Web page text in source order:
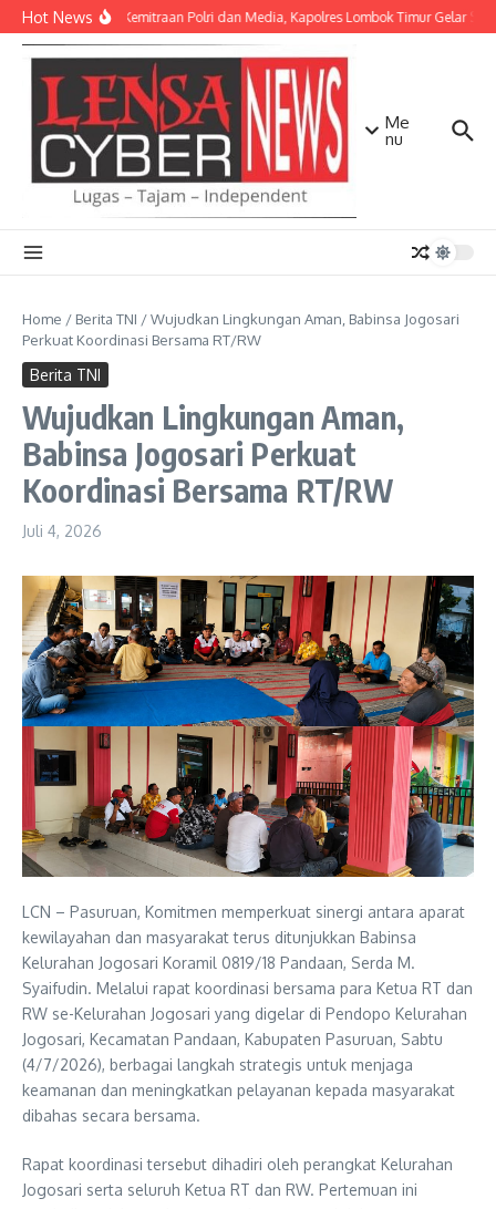
Lewati ke konten
Hot NewsPerkuat Kemitraan Polri dan Media, Kapolres Lombok Timur Gelar
Me
nu
Home / Berita TNI /Wujudkan Lingkungan Aman, Babinsa Jogosari
Perkuat Koordinasi Bersama RT/RW
Berita TNI
Wujudkan Lingkungan Aman,
Babinsa Jogosari Perkuat
Koordinasi Bersama RT/RW
Juli 4, 2026
LCN – Pasuruan, Komitmen memperkuat sinergi antara aparat
kewilayahan dan masyarakat terus ditunjukkan Babinsa
Kelurahan Jogosari Koramil 0819/18 Pandaan, Serda M.
Syaifudin. Melalui rapat koordinasi bersama para Ketua RT dan
RW se-Kelurahan Jogosari yang digelar di Pendopo Kelurahan
Jogosari, Kecamatan Pandaan, Kabupaten Pasuruan, Sabtu
(4/7/2026), berbagai langkah strategis untuk menjaga
keamanan dan meningkatkan pelayanan kepada masyarakat
dibahas secara bersama.
Rapat koordinasi tersebut dihadiri oleh perangkat Kelurahan
Jogosari serta seluruh Ketua RT dan RW. Pertemuan ini